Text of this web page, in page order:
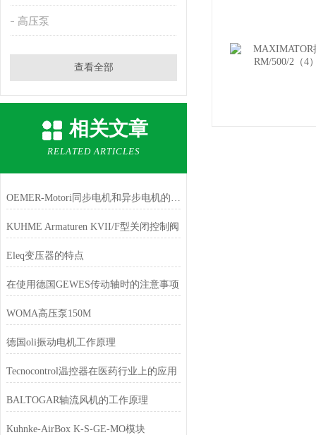
高压泵
查看全部
相关文章
RELATED ARTICLES
OEMER-Motori同步电机和异步电机的优缺点
KUHME Armaturen KVII/F型关闭控制阀
Eleq变压器的特点
在使用德国GEWES传动轴时的注意事项
WOMA高压泵150M
德国oli振动电机工作原理
Tecnocontrol温控器在医药行业上的应用
BALTOGAR轴流风机的工作原理
Kuhnke-AirBox K-S-GE-MO模块